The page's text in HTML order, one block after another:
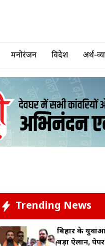
मनोरंजन विदेश अर्थ-
Trending News
बिहार के
बड़ा